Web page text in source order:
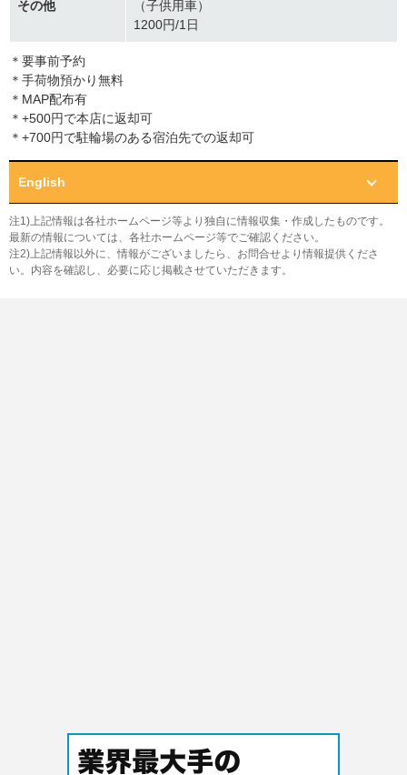
その他
（子供用車）
1200円/1日
＊要事前予約
＊手荷物預かり無料
＊MAP配布有
＊+500円で本店に返却可
＊+700円で駐輪場のある宿泊先での返却可
English
注1)上記情報は各社ホームページ等より独自に情報収集・作成したものです。
最新の情報については、各社ホームページ等でご確認ください。
注2)上記情報以外に、情報がございましたら、お問合せより情報提供くださ
い。内容を確認し、必要に応じ掲載させていただきます。